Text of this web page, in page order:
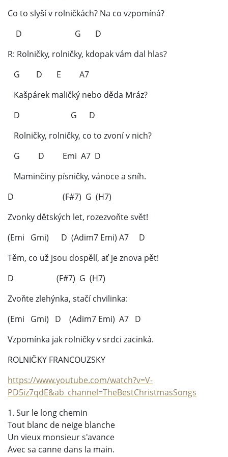
Co to slyší v rolničkách? Na co vzpomíná?
D G D
R: Rolničky, rolničky, kdopak vám dal hlas?
G D E A7
Kašpárek maličký nebo děda Mráz?
D G D
Rolničky, rolničky, co to zvoní v nich?
G D Emi A7 D
Maminčiny písničky, vánoce a sníh.
D (F#7) G (H7)
Zvonky dětských let, rozezvoňte svět!
(Emi Gmi) D (Adim7 Emi) A7 D
Těm, co už jsou dospělí, ať je znova pět!
D (F#7) G (H7)
Zvoňte zlehýnka, stačí chvilinka:
(Emi Gmi) D (Adim7 Emi) A7 D
Vzpomínka jak rolničky v srdci zacinká.
ROLNIČKY FRANCOUZSKY
https://www.youtube.com/watch?v=V-
PD5iz7qdE&ab_channel=TheBestChristmasSongs
1. Sur le long chemin
Tout blanc de neige blanche
Un vieux monsieur s'avance
Avec sa canne dans la main.